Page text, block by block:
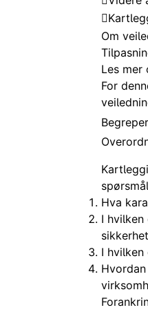
Om
Les mer
For
Hva
I
I